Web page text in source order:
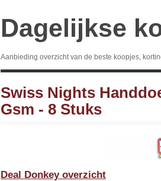
Dagelijkse
Aanbieding overzicht van de beste koopjes,
Swiss Nights
Gsm - 8 Stuks
Deal Donkey overzicht